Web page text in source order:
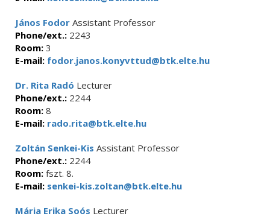
János Fodor Assistant Professor
Phone/ext.: 2243
Room: 3
E-mail: fodor.janos.konyvttud@btk.elte.hu
Dr. Rita Radó Lecturer
Phone/ext.: 2244
Room: 8
E-mail: rado.rita@btk.elte.hu
Zoltán Senkei-Kis Assistant Professor
Phone/ext.: 2244
Room: fszt. 8.
E-mail: senkei-kis.zoltan@btk.elte.hu
Mária Erika Soós Lecturer